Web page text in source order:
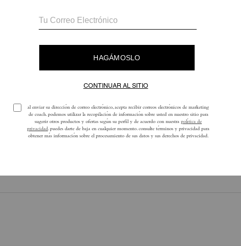
Reseñas
Aún no hay opiniones.
Para obtener más información sobre cómo verificamos nuestras reseñas, lee más